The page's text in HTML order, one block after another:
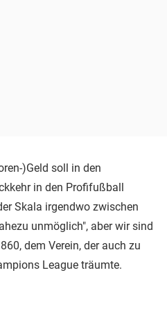
)Geld soll in den
in den Profifußball
Skala irgendwo zwischen
unmöglich", aber wir sind
dem Verein, der auch zu
League träumte.